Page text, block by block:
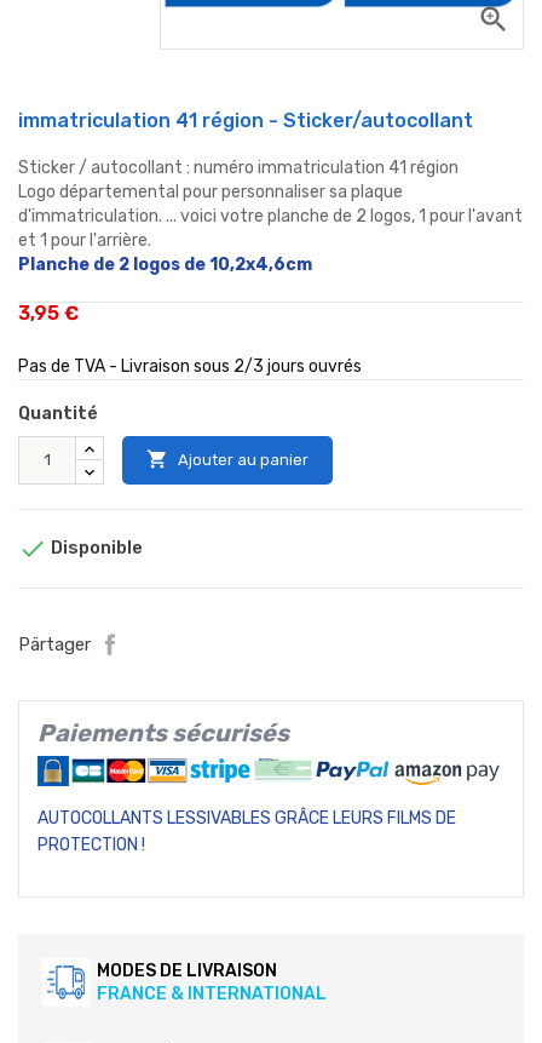
zoom_in
immatriculation 41 région - Sticker/autocollant
Sticker / autocollant : numéro immatriculation 41 région
Logo départemental pour personnaliser sa plaque
d'immatriculation. ... voici votre planche de 2 logos, 1 pour l'avant
et 1 pour l'arrière.
Planche de 2 logos de 10,2x4,6cm
3,95 €
Pas de TVA - Livraison sous 2/3 jours ouvrés
Quantité
 Ajouter au panier
 Disponible
Pärtager
Paiements sécurisés
AUTOCOLLANTS LESSIVABLES GRÂCE LEURS FILMS DE
PROTECTION !
MODES DE LIVRAISON
FRANCE & INTERNATIONAL